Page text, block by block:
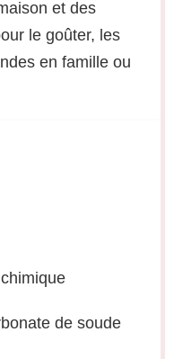
et des
le goûter, les
en famille ou
de soude